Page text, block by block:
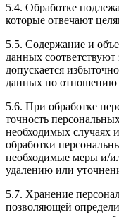
5.4. Обработке
которые отвечают
5.5. Содержание и
данных
допускается
данных по отношению
5.6. При обработке
точность
необходимых случаях
обработки
необходимые меры и/
удалению или
5.7. Хранение
позволяющей